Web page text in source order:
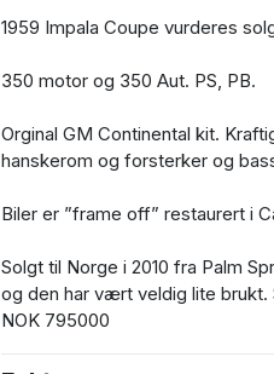
1959 Impala Coupe vurderes
350 motor og 350 Aut. PS, PB.
Orginal GM Continental kit.
hanskerom og forsterker og
Biler er ”frame off” restaurert i
Solgt til Norge i 2010 fra Palm
og den har vært veldig lite
NOK 795000